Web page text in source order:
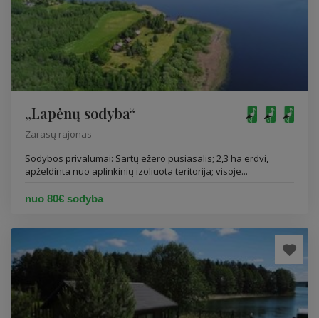
„Lapėnų sodyba“
Zarasų rajonas
Sodybos privalumai: Sartų ežero pusiasalis; 2,3 ha erdvi,
apželdinta nuo aplinkinių izoliuota teritorija; visoje...
nuo 80€ sodyba